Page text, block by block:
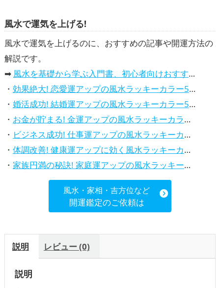
風水で運気を上げる!
風水で運気を上げるのに、おすすめの記事や開運方法の
解説です。
➡ 風水を基礎から学ぶ入門書、初心者向けおすすめ本
・ 効果絶大! 恋愛運アップの風水ラッキーカラー5選、解説付き
・ 婚活成功! 結婚運アップの風水ラッキーカラー5選、効果解説
・ お金が貯まる! 金運アップの風水ラッキーカラー5選、効果解説
・ ビジネス成功! 仕事運アップの風水ラッキーカラー5選、効果解説
・ 体調改善! 健康運アップに効く風水ラッキーカラー5選、効果と活用法を解説
・ 家族円満の秘訣! 家庭運アップの風水ラッキーカラー5選、効果解説
風水・家相・吉方位など
開運鑑定のご依頼は
説明 レビュー (0)
説明